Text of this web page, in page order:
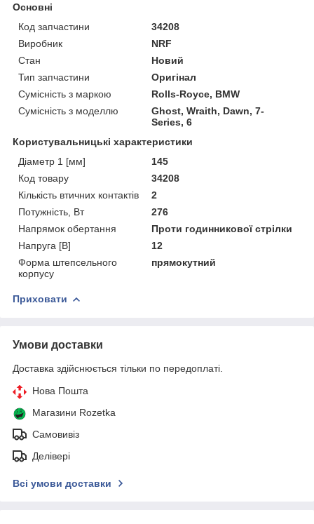
Основні
Код запчастини
34208
Виробник
NRF
Стан
Новий
Тип запчастини
Оригінал
Сумісність з маркою
Rolls-Royce, BMW
Сумісність з моделлю
Ghost, Wraith, Dawn, 7-
Series, 6
Користувальницькі характеристики
Діаметр 1 [мм]
145
Код товару
34208
Кількість втичних контактів
2
Потужність, Вт
276
Напрямок обертання
Проти годинникової стрілки
Напруга [В]
12
Форма штепсельного
корпусу
прямокутний
Приховати
Умови доставки
Доставка здійснюється тільки по передоплаті.
Нова Пошта
Магазини Rozetka
Самовивіз
Делівері
Всі умови доставки